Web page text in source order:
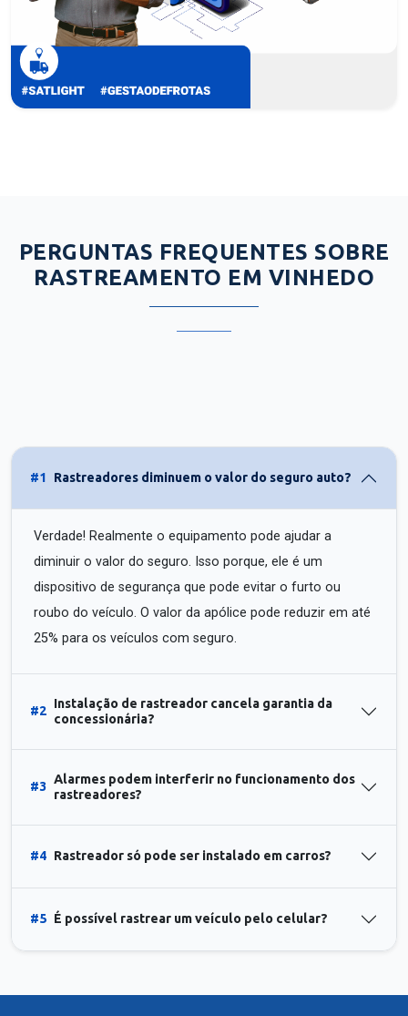
PERGUNTAS FREQUENTES SOBRE
RASTREAMENTO EM VINHEDO
#1 Rastreadores diminuem o valor do seguro auto?
Verdade! Realmente o equipamento pode ajudar a
diminuir o valor do seguro. Isso porque, ele é um
dispositivo de segurança que pode evitar o furto ou
roubo do veículo. O valor da apólice pode reduzir em até
25% para os veículos com seguro.
#2
Instalação de rastreador cancela garantia da
concessionária?
#3
Alarmes podem interferir no funcionamento dos
rastreadores?
#4 Rastreador só pode ser instalado em carros?
#5 É possível rastrear um veículo pelo celular?